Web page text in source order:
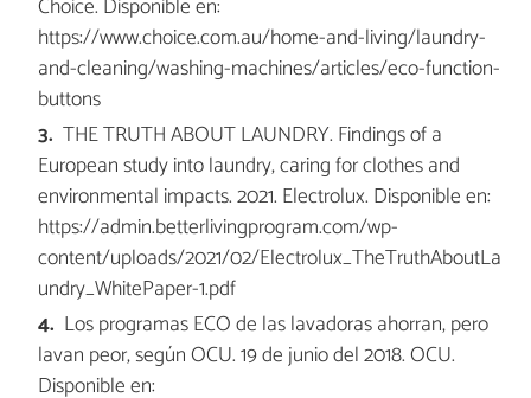
Choice. Disponible en:
https://www.choice.com.au/home-and-living/laundry-
and-cleaning/washing-machines/articles/eco-function-
buttons
THE TRUTH ABOUT LAUNDRY. Findings of a
European study into laundry, caring for clothes and
environmental impacts. 2021. Electrolux. Disponible en:
https://admin.betterlivingprogram.com/wp-
content/uploads/2021/02/Electrolux_TheTruthAboutLa
undry_WhitePaper-1.pdf
Los programas ECO de las lavadoras ahorran, pero
lavan peor, según OCU. 19 de junio del 2018. OCU.
Disponible en: